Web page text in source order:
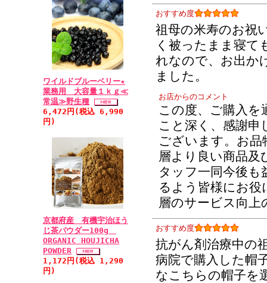
ワイルドブルーベリー★
業務用 大容量１ｋｇ≪
常温≫野生種
6,472円(税込 6,990
円)
京都府産 有機宇治ほう
じ茶パウダー100g
ORGANIC HOUJICHA
POWDER
1,172円(税込 1,290
円)
• 2011/05/12 投
すすめレベル：
実母・義母ともが
店長 石神様 お世
いた際は大変ご
在、実母・義母
のヘアキャップ
てくれましたの
す。次の注文は
もインターネッ
があると知りま
ます。 (281黒・
バン2色組(黒・
おすすめ度
祖母の米寿のお祝
く被ったまま寝て
れなので、お出か
ました。
お店からのコメント
この度、ご購入
こと深く、感謝申
ございます。お
層より良い商品
タッフ一同今後も
るよう皆様にお役
層のサービス向
おすすめ度
抗がん剤治療中の
病院で購入した帽
なこちらの帽子を